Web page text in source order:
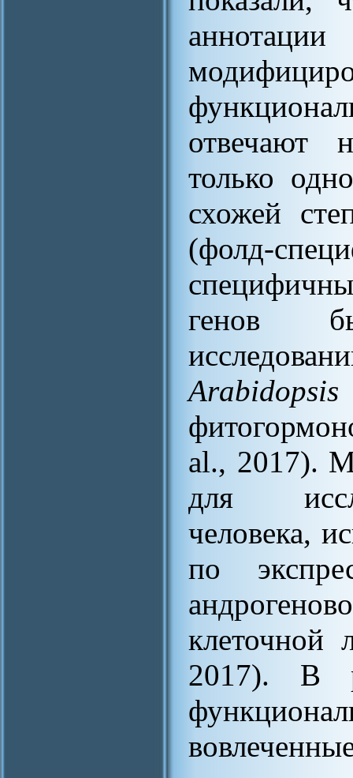
отвечают
только
схожей
(фолд-
генов
al., 2017).
для
человека,
по
клеточной
2017). В